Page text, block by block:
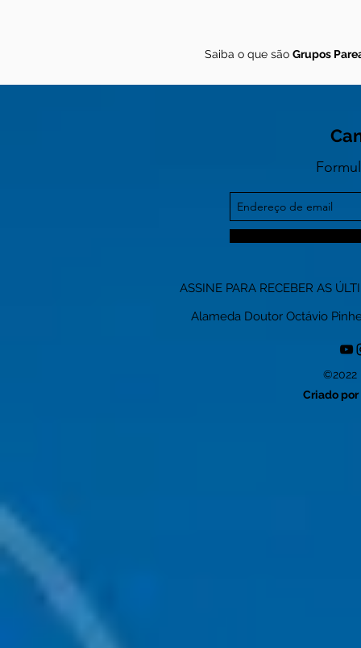
Saiba o que são Grupos
ASSINE PARA RECEBER AS
Alameda Doutor Octávio
©2022
Criado por